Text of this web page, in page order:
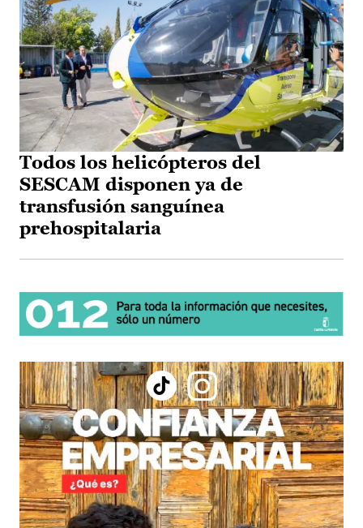
Todos los helicópteros del
SESCAM disponen ya de
transfusión sanguínea
prehospitalaria